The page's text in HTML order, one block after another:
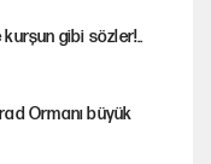
gibi sözler!..
Ormanı büyük